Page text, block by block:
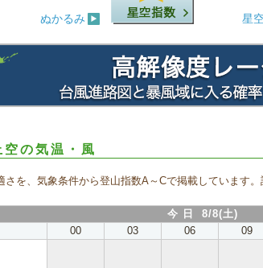
ぬかるみ 星
の気温・風
さを、気象条件から登山指数A～Cで掲載しています。
今 日 8/8(土)
00 03 06 09